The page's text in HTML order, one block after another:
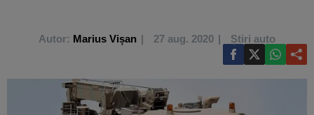
Autor: Marius Vișan 27 aug. 2020 Știri auto